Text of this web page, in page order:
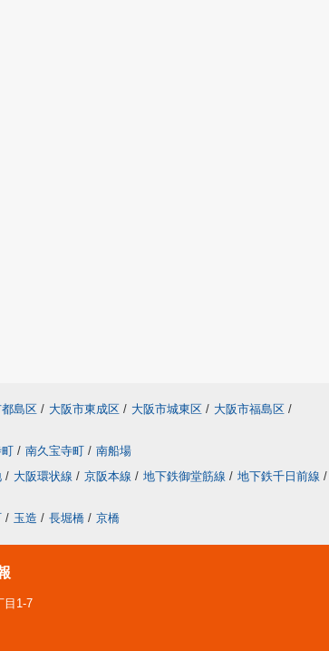
島区 / 大阪市東成区 / 大阪市城東区 / 大阪市福島区 /
/ 南久宝寺町 / 南船場
/ 大阪環状線 / 京阪本線 / 地下鉄御堂筋線 / 地下鉄千日前線 /
/ 玉造 / 長堀橋 / 京橋
目1-7